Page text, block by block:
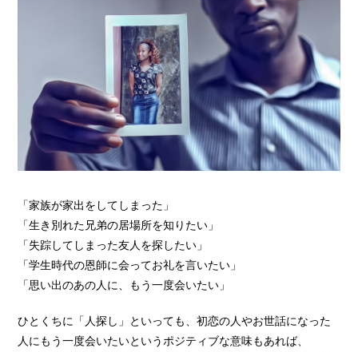
「家族が家出をしてしまった」
「生き別れた兄弟の居場所を知りたい」
「失踪してしまった友人を探したい」
「学生時代の恩師に会ってお礼を言いたい」
「思い出のあの人に、もう一度会いたい」
ひとくちに「人探し」といっても、初恋の人やお世話になった
人にもう一度会いたいというポジティブな意味もあれば、